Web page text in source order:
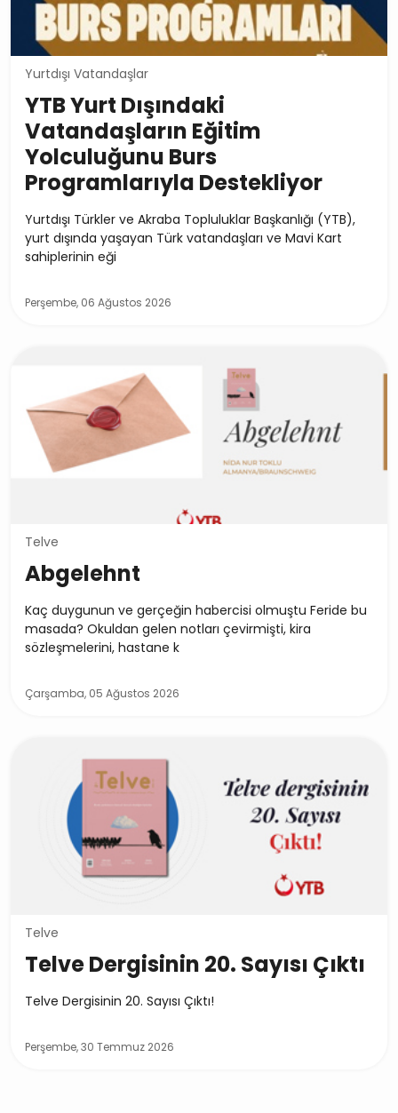
Yurtdışı Vatandaşlar
YTB Yurt Dışındaki
Vatandaşların Eğitim
Yolculuğunu Burs
Programlarıyla Destekliyor
Yurtdışı Türkler ve Akraba Topluluklar Başkanlığı (YTB),
yurt dışında yaşayan Türk vatandaşları ve Mavi Kart
sahiplerinin eği
Perşembe, 06 Ağustos 2026
Telve
Abgelehnt
Kaç duygunun ve gerçeğin habercisi olmuştu Feride bu
masada? Okuldan gelen notları çevirmişti, kira
sözleşmelerini, hastane k
Çarşamba, 05 Ağustos 2026
Telve
Telve Dergisinin 20. Sayısı Çıktı
Telve Dergisinin 20. Sayısı Çıktı!
Perşembe, 30 Temmuz 2026